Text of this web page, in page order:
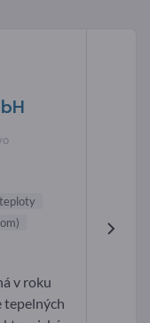
v roku
tepelných